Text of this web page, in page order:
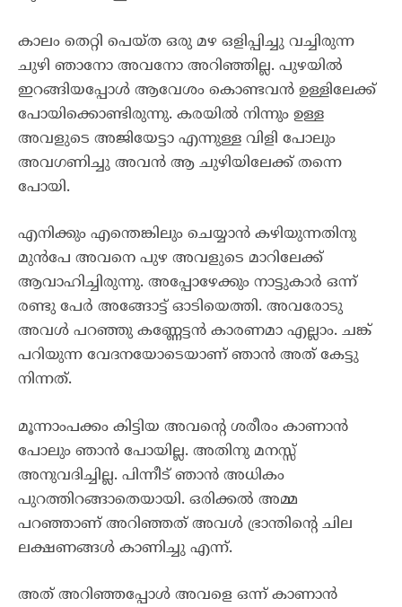
കാലം തെറ്റി പെയ്ത ഒരു മഴ ഒളിപ്പിച്ചു വച്ചിരുന്ന
ചുഴി ഞാനോ അവനോ അറിഞ്ഞില്ല. പുഴയിൽ
ഇറങ്ങിയപ്പോൾ ആവേശം കൊണ്ടവൻ ഉള്ളിലേക്ക്
പോയിക്കൊണ്ടിരുന്നു. കരയിൽ നിന്നും ഉള്ള
അവളുടെ അജിയേട്ടാ എന്നുള്ള വിളി പോലും
അവഗണിച്ചു അവൻ ആ ചുഴിയിലേക്ക് തന്നെ
പോയി.
എനിക്കും എന്തെങ്കിലും ചെയ്യാൻ കഴിയുന്നതിനു
മുൻപേ അവനെ പുഴ അവളുടെ മാറിലേക്ക്
ആവാഹിച്ചിരുന്നു. അപ്പോഴേക്കും നാട്ടുകാർ ഒന്ന്
രണ്ടു പേർ അങ്ങോട്ട്‌ ഓടിയെത്തി. അവരോടു
അവൾ പറഞ്ഞു കണ്ണേട്ടൻ കാരണമാ എല്ലാം. ചങ്ക്
പറിയുന്ന വേദനയോടെയാണ് ഞാൻ അത് കേട്ടു
നിന്നത്.
മൂന്നാംപക്കം കിട്ടിയ അവന്റെ ശരീരം കാണാൻ
പോലും ഞാൻ പോയില്ല. അതിനു മനസ്സ്
അനുവദിച്ചില്ല. പിന്നീട് ഞാൻ അധികം
പുറത്തിറങ്ങാതെയായി. ഒരിക്കൽ അമ്മ
പറഞ്ഞാണ് അറിഞ്ഞത് അവൾ ഭ്രാന്തിന്റെ ചില
ലക്ഷണങ്ങൾ കാണിച്ചു എന്ന്.
അത് അറിഞ്ഞപ്പോൾ അവളെ ഒന്ന് കാണാൻ